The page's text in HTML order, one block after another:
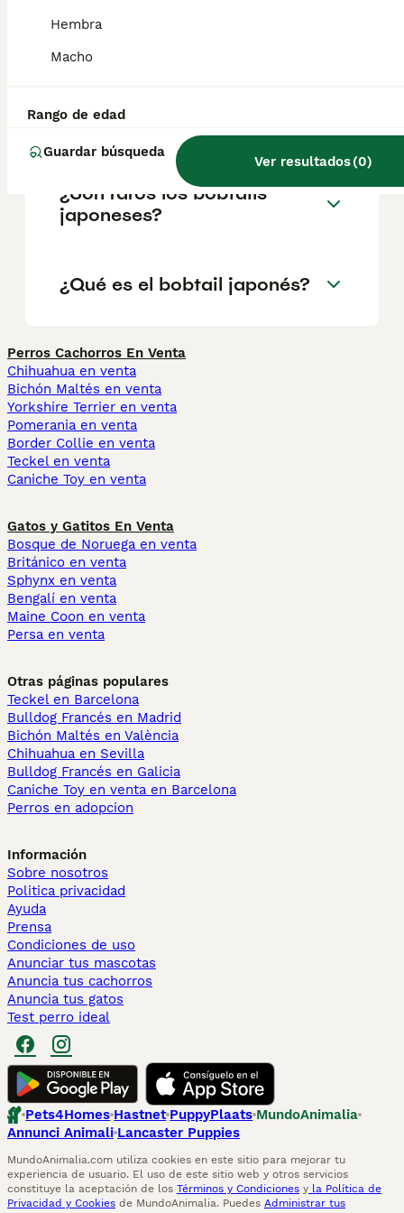
Hembra
Macho
Rango de edad
Guardar búsqueda
Ver resultados(0)
delgados con músculos muy desarrollados
japonés?
¿Son raros los bobtails
japoneses?
¿Qué es el bobtail japonés?
Perros Cachorros En Venta
Chihuahua en venta
Bichón Maltés en venta
Yorkshire Terrier en venta
Pomerania en venta
Border Collie en venta
Teckel en venta
Caniche Toy en venta
Gatos y Gatitos En Venta
Bosque de Noruega en venta
Británico en venta
Sphynx en venta
Bengalí en venta
Maine Coon en venta
Persa en venta
Otras páginas populares
Teckel en Barcelona
Bulldog Francés en Madrid
Bichón Maltés en València
Chihuahua en Sevilla
Bulldog Francés en Galicia
Caniche Toy en venta en Barcelona
Perros en adopcion
Información
Sobre nosotros
Politica privacidad
Ayuda
Prensa
Condiciones de uso
Anunciar tus mascotas
Anuncia tus cachorros
Anuncia tus gatos
Test perro ideal
Pets4Homes Hastnet PuppyPlaats MundoAnimalia
Annunci Animali Lancaster Puppies
MundoAnimalia.com utiliza cookies en este sitio para mejorar tu
experiencia de usuario. El uso de este sitio web y otros servicios
constituye la aceptación de los Términos y Condiciones y la Política de
Privacidad y Cookies de MundoAnimalia. Puedes Administrar tus